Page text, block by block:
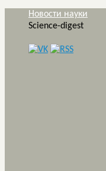
Новости науки
Science-digest